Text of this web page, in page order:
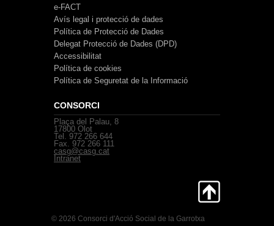
e-FACT
Avís legal i protecció de dades
Política de Protecció de Dades
Delegat Protecció de Dades (DPD)
Accessibilitat
Política de cookies
Política de Seguretat de la Informació
CONSORCI
Plaça del Palau, 8
17800 Olot
Tel. 972 266 644
Fax. 972 266 111
casg@casg.cat
Intranet
© 2026 Consorci d'Acció Social de la Garrotxa